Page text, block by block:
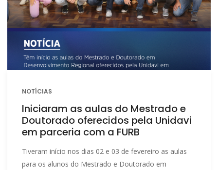
NOTÍCIAS
Iniciaram as aulas do Mestrado e
Doutorado oferecidos pela Unidavi
em parceria com a FURB
Tiveram início nos dias 02 e 03 de fevereiro as aulas
para os alunos do Mestrado e Doutorado em